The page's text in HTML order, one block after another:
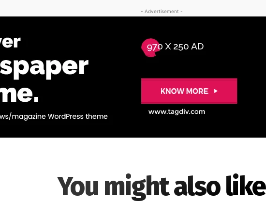
- Advertisement -
You might also like